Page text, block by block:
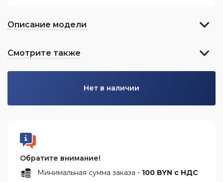
Описание модели
Смотрите также
Нет в наличии
Обратите внимание!
Минимальная сумма заказа - 100 BYN с НДС